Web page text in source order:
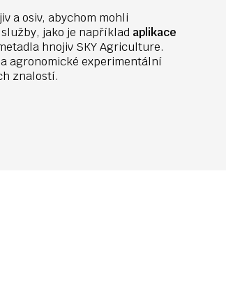
a osiv, abychom mohli
jako je například aplikace
hnojiv SKY Agriculture.
agronomické experimentální
znalostí.